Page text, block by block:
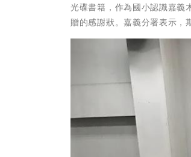
光碟書籍，作為國小認識嘉義
贈的感謝狀。嘉義分署表示，